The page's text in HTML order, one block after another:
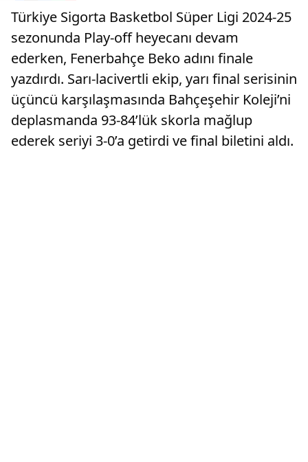
Türkiye Sigorta Basketbol Süper Ligi 2024-25
sezonunda Play-off heyecanı devam
ederken, Fenerbahçe Beko adını finale
yazdırdı. Sarı-lacivertli ekip, yarı final serisinin
üçüncü karşılaşmasında Bahçeşehir Koleji’ni
deplasmanda 93-84’lük skorla mağlup
ederek seriyi 3-0’a getirdi ve final biletini aldı.